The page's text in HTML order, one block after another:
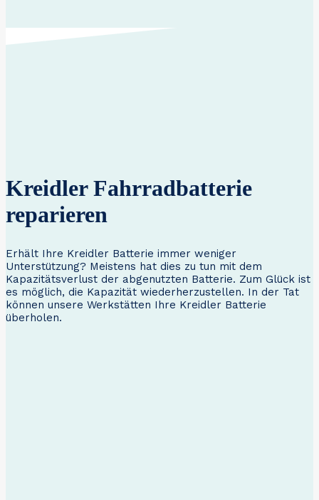
Kreidler Fahrradbatterie
reparieren
Erhält Ihre Kreidler Batterie immer weniger
Unterstützung? Meistens hat dies zu tun mit dem
Kapazitätsverlust der abgenutzten Batterie. Zum Glück ist
es möglich, die Kapazität wiederherzustellen. In der Tat
können unsere Werkstätten Ihre Kreidler Batterie
überholen.